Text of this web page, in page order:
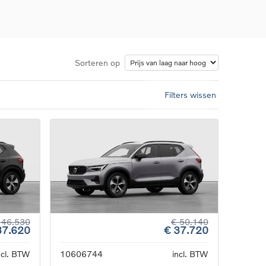
Sorteren op
Filters wissen
BTW
€ 50.140
€ 37.720
10606744
incl. BTW